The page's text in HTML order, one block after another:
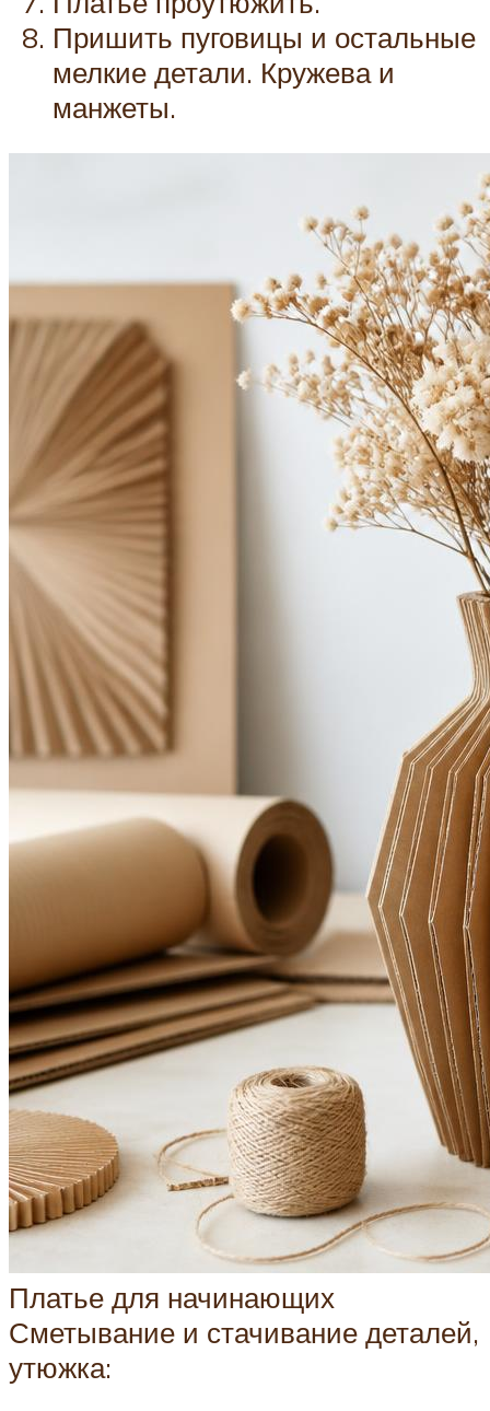
Пришить пуговицы и остальные
мелкие детали. Кружева и
манжеты.
Платье для начинающих
Сметывание и стачивание деталей,
утюжка: